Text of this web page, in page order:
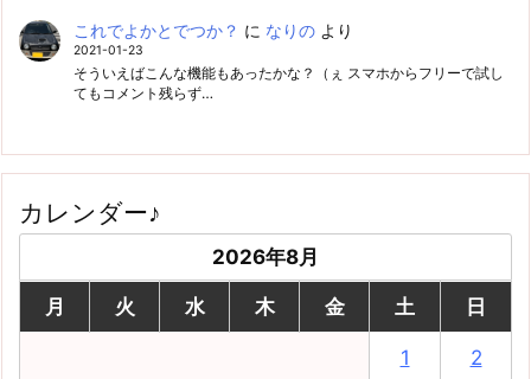
これでよかとでつか？ に なりのより
2021-01-23
そういえばこんな機能もあったかな？（ぇ スマホからフリーで試し
てもコメント残らず…
カレンダー♪
2026年8月
月 火 水 木 金 土 日
1 2